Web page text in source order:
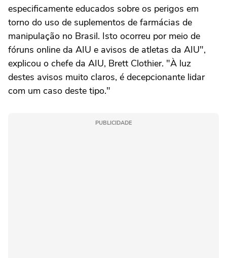
especificamente educados sobre os perigos em
torno do uso de suplementos de farmácias de
manipulação no Brasil. Isto ocorreu por meio de
fóruns online da AIU e avisos de atletas da AIU",
explicou o chefe da AIU, Brett Clothier. "À luz
destes avisos muito claros, é decepcionante lidar
com um caso deste tipo."
PUBLICIDADE